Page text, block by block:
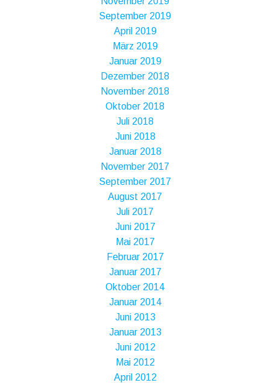
September 2019
April 2019
März 2019
Januar 2019
Dezember 2018
November 2018
Oktober 2018
Juli 2018
Juni 2018
Januar 2018
November 2017
September 2017
August 2017
Juli 2017
Juni 2017
Mai 2017
Februar 2017
Januar 2017
Oktober 2014
Januar 2014
Juni 2013
Januar 2013
Juni 2012
Mai 2012
April 2012